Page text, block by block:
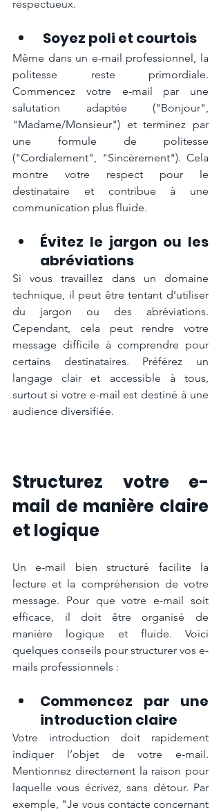
respectueux.
Soyez poli et courtois
Même dans un e-mail professionnel, la
politesse reste primordiale.
Commencez votre e-mail par une
salutation adaptée ("Bonjour",
"Madame/Monsieur") et terminez par
une formule de politesse
("Cordialement", "Sincèrement"). Cela
montre votre respect pour le
destinataire et contribue à une
communication plus fluide.
Évitez le jargon ou les
abréviations
Si vous travaillez dans un domaine
technique, il peut être tentant d’utiliser
du jargon ou des abréviations.
Cependant, cela peut rendre votre
message difficile à comprendre pour
certains destinataires. Préférez un
langage clair et accessible à tous,
surtout si votre e-mail est destiné à une
audience diversifiée.
Structurez votre e-
mail de manière claire
et logique
Un e-mail bien structuré facilite la
lecture et la compréhension de votre
message. Pour que votre e-mail soit
efficace, il doit être organisé de
manière logique et fluide. Voici
quelques conseils pour structurer vos e-
mails professionnels :
Commencez par une
introduction claire
Votre introduction doit rapidement
indiquer l’objet de votre e-mail.
Mentionnez directement la raison pour
laquelle vous écrivez, sans détour. Par
exemple, "Je vous contacte concernant